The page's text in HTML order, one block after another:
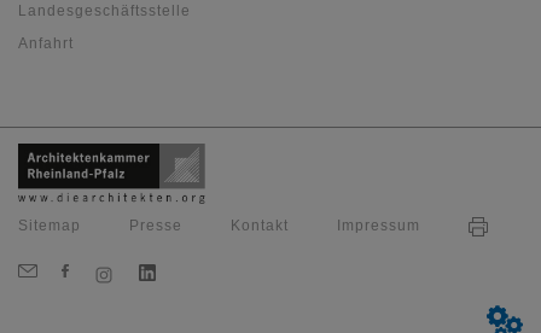
Landesgeschäftsstelle
Anfahrt
Sitemap Presse Kontakt Impressum